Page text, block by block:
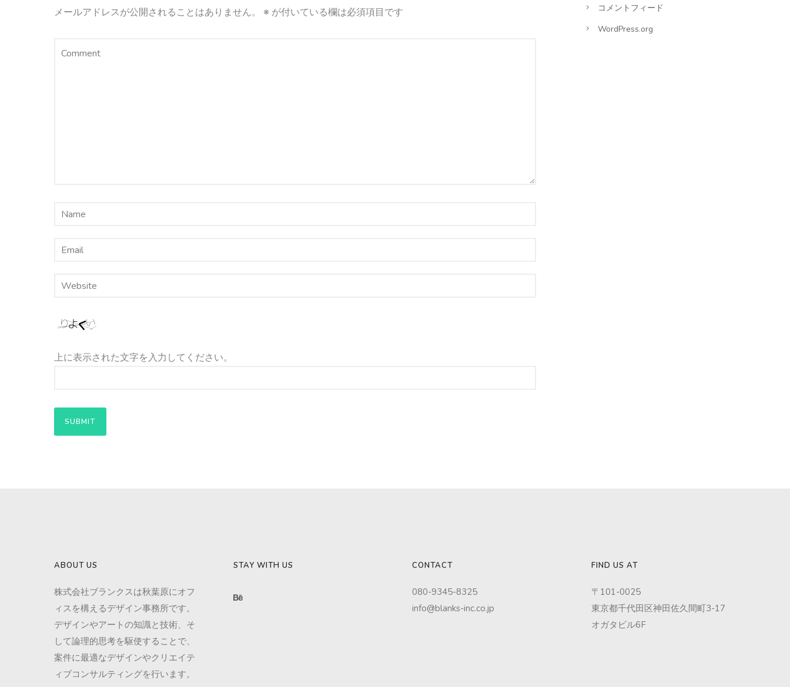
メールアドレスが公開されることはありません。 ※ が付いている欄は必須項目です
上に表示された文字を入力してください。
コメントフィード
WordPress.org
ABOUT US
株式会社ブランクスは秋葉原にオフ
ィスを構えるデザイン事務所です。
デザインやアートの知識と技術、そ
して論理的思考を駆使することで、
案件に最適なデザインやクリエイテ
ィブコンサルティングを行います。
STAY WITH US CONTACT
080-9345-8325
info@blanks-inc.co.jp
FIND US AT
〒101-0025
東京都千代田区神田佐久間町3-17
オガタビル6F